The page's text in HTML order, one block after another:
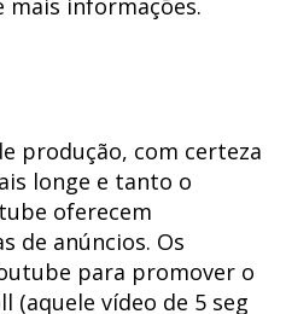
mais informações.
produção, com certeza
longe e tanto o
oferecem
de anúncios. Os
para promover o
(aquele vídeo de 5 seg